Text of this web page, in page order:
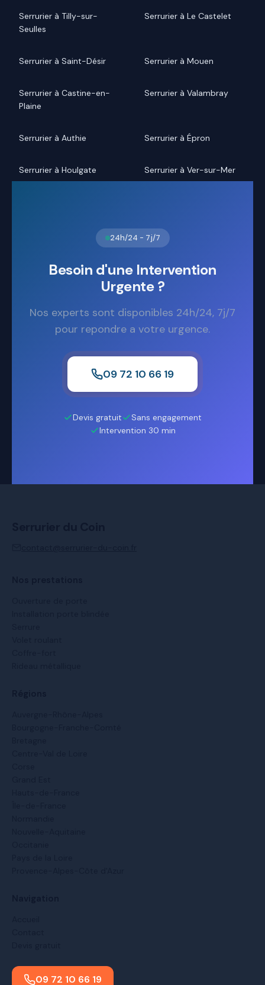
Serrurier à Tilly-sur-
Seulles
Serrurier à Le Castelet
Serrurier à Saint-Désir Serrurier à Mouen
Serrurier à Castine-en-
Plaine
Serrurier à Valambray
Serrurier à Authie Serrurier à Épron
Serrurier à Houlgate Serrurier à Ver-sur-Mer
24h/24 - 7j/7
Besoin d'une Intervention
Urgente ?
Nos experts sont disponibles 24h/24, 7j/7
pour repondre a votre urgence.
09 72 10 66 19
Devis gratuit
Sans engagement
Intervention 30 min
09 72 10 66 19